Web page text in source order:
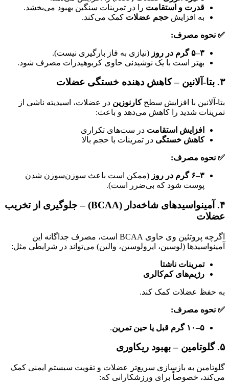
قدرت و استقامت را در تمرینات سنگین بهبود می‌بخشد.
به افزایش حجم عضلات کمک می‌کند.
✅ نحوه مصرف:
۳–۵ گرم در روز
(نیازی به فاز بارگیری نیست).
بهتر است با یک نوشیدنی حاوی کربوهیدرات مصرف شود.
۳. بتا-آلانین – کاهش دهنده خستگی عضلات
بتا-آلانین با افزایش سطحکارنوزین در عضلات، اسیدیته ناشی از
تمرینات شدید را کاهش می‌دهد و باعث:
افزایش استقامت در ست‌های تکراری
کاهش خستگی در تمرینات با حجم بالا
✅ نحوه مصرف:
۳–۶ گرم در روز
(ممکن است باعث سوزن‌سوزن شدن
پوست شود که بی‌ضرر است).
۴. آمینواسیدهای شاخه‌دار (BCAA) – جلوگیری از تخریب
عضلات
اگرچه پروتئین وی حاوی BCAA است، مصرف جداگانه این
آمینواسیدها (لوسین، ایزولوسین، والین) می‌تواند در شرایطی مثل:
تمرینات ناشتا
رژیم‌های کم‌کالری
به حفظ عضلات کمک کند.
✅ نحوه مصرف:
۵–۱۰ گرم قبل یا حین تمرین .
۵. گلوتامین – بهبود ریکاوری
گلوتامین به بازسازی سریع‌تر عضلات و تقویت سیستم ایمنی کمک
می‌کند، خصوصاً برای ورزشکارانی که: